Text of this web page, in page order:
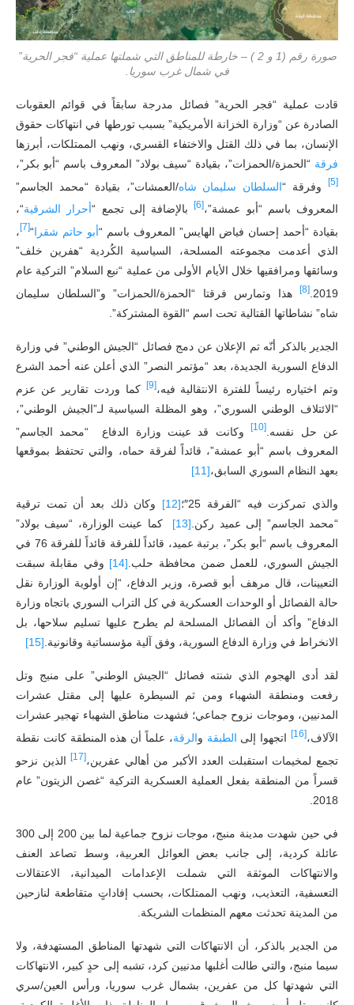
صورة رقم (1 و 2 ) – خارطة للمناطق التي شملتها عملية “فجر الحرية”
في شمال غرب سوريا.
قادت عملية “فجر الحرية” فصائل مدرجة سابقاً في قوائم العقوبات
الصادرة عن “وزارة الخزانة الأمريكية” بسبب تورطها في انتهاكات حقوق
الإنسان، بما في ذلك القتل والاختفاء القسري، ونهب الممتلكات، أبرزها
فرقة “الحمزة/الحمزات”، بقيادة “سيف بولاد” المعروف باسم “أبو بكر”،
[5] وفرقة “السلطان سليمان شاه/العمشات”، بقيادة “محمد الجاسم”
المعروف باسم “أبو عمشة”،[6] بالإضافة إلى تجمع “أحرار الشرقية“،
بقيادة “أحمد إحسان فياض الهايس” المعروف باسم “أبو حاتم شقرا“
[7]
،
الذي أعدمت مجموعته المسلحة، السياسية الكُردية “هفرين خلف”
وسائقها ومرافقيها خلال الأيام الأولى من عملية “نبع السلام” التركية عام
2019.
[8]
هذا وتمارس فرقتا “الحمزة/الحمزات” و”السلطان سليمان
شاه” نشاطاتها القتالية تحت اسم “القوة المشتركة”.
الجدير بالذكر أنّه تم الإعلان عن دمج فصائل “الجيش الوطني” في وزارة
الدفاع السورية الجديدة، بعد “مؤتمر النصر” الذي أعلن عنه أحمد الشرع
وتم اختياره رئيساً للفترة الانتقالية فيه،[9]
كما وردت تقارير عن عزم
“الائتلاف الوطني السوري”، وهو المظلة السياسية لـ”الجيش الوطني”،
عن حل نفسه. [10]
وكانت قد عينت وزارة الدفاع “محمد الجاسم”
المعروف باسم “أبو عمشة”، قائداً لفرقة حماه، والتي تحتفظ بموقعها
بعهد النظام السوري السابق،[11]
والذي تمركزت فيه “الفرقة 25″؛ [12]
وكان ذلك بعد أن تمت ترقية
“محمد الجاسم” إلى عميد ركن.[13]
كما عينت الوزارة، “سيف بولاد”
المعروف باسم “أبو بكر”، برتبة عميد، قائداً للفرقة قائداً للفرقة 76 في
الجيش السوري، للعمل ضمن محافظة حلب.[14]
وفي مقابلة سبقت
التعيينات، قال مرهف أبو قصرة، وزير الدفاع، “إن أولوية الوزارة نقل
حالة الفصائل أو الوحدات العسكرية في كل التراب السوري باتجاه وزارة
الدفاع” وأكد أن الفصائل المسلحة لم يطرح عليها تسليم سلاحها، بل
الانخراط في وزارة الدفاع السورية، وفق آلية مؤسساتية وقانونية.[15]
لقد أدى الهجوم الذي شنته فصائل “الجيش الوطني” على منبج وتل
رفعت ومنطقة الشهباء ومن ثم السيطرة عليها إلى مقتل عشرات
المدنيين، وموجات نزوح جماعي؛ فشهدت مناطق الشهباء تهجير عشرات
الآلاف،[16] اتجهوا إلى الطبقة والرقة، علماً أن هذه المنطقة كانت نقطة
تجمع لمخيمات استقبلت العدد الأكبر من أهالي عفرين،[17]
الذين نزحو
قسراً من المنطقة بفعل العملية العسكرية التركية “غصن الزيتون” عام
2018.
في حين شهدت مدينة منبج، موجات نزوح جماعية لما بين 200 إلى 300
عائلة كردية، إلى جانب بعض العوائل العربية، وسط تصاعد العنف
والانتهاكات الموثقة التي شملت الإعدامات الميدانية، الاعتقالات
التعسفية، التعذيب، ونهب الممتلكات، بحسب إفاداتٍ متقاطعة لنازحين
من المدينة تحدثت معهم المنظمات الشريكة.
من الجدير بالذكر، أن الانتهاكات التي شهدتها المناطق المستهدفة، ولا
سيما منبج، والتي طالت أغلبها مدنيين كرد، تشبه إلى حدٍ كبير، الانتهاكات
التي شهدتها كل من عفرين، بشمال غرب سوريا، ورأس العين/سري